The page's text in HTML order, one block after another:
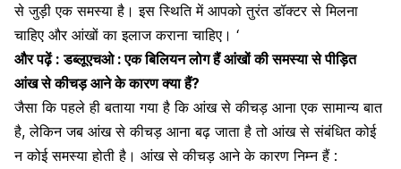
से जुड़ी एक समस्या है। इस स्थिति में आपको तुरंत डॉक्टर से मिलना
चाहिए और आंखों का इलाज कराना चाहिए। ‘
और पढ़ें : डब्लूएचओ : एक बिलियन लोग हैं आंखों की समस्या से पीड़ित
आंख से कीचड़ आने के कारण क्या हैं?
जैसा कि पहले ही बताया गया है कि आंख से कीचड़ आना एक सामान्य बात
है, लेकिन जब आंख से कीचड़ आना बढ़ जाता है तो आंख से संबंधित कोई
न कोई समस्या होती है। आंख से कीचड़ आने के कारण निम्न हैं :